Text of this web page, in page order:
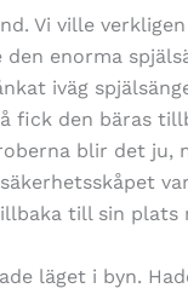
Vi ville
enorma
iväg
fick den bäras
blir det ju,
till sin plats
läget i byn.